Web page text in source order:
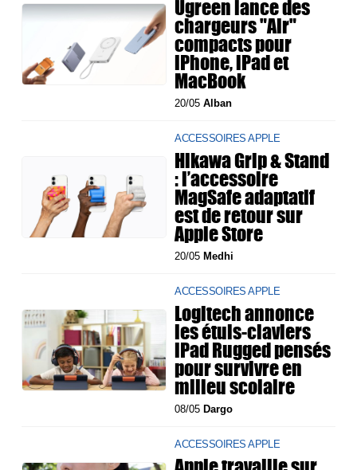
Ugreen lance des
chargeurs "Air"
compacts pour
iPhone, iPad et
MacBook
20/05Alban
ACCESSOIRES APPLE
Hikawa Grip & Stand
: l’accessoire
MagSafe adaptatif
est de retour sur
Apple Store
20/05 Medhi
ACCESSOIRES APPLE
Logitech annonce
les étuis-claviers
iPad Rugged pensés
pour survivre en
milieu scolaire
08/05 Dargo
ACCESSOIRES APPLE